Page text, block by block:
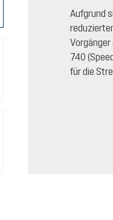
Aufgrund
740
für die